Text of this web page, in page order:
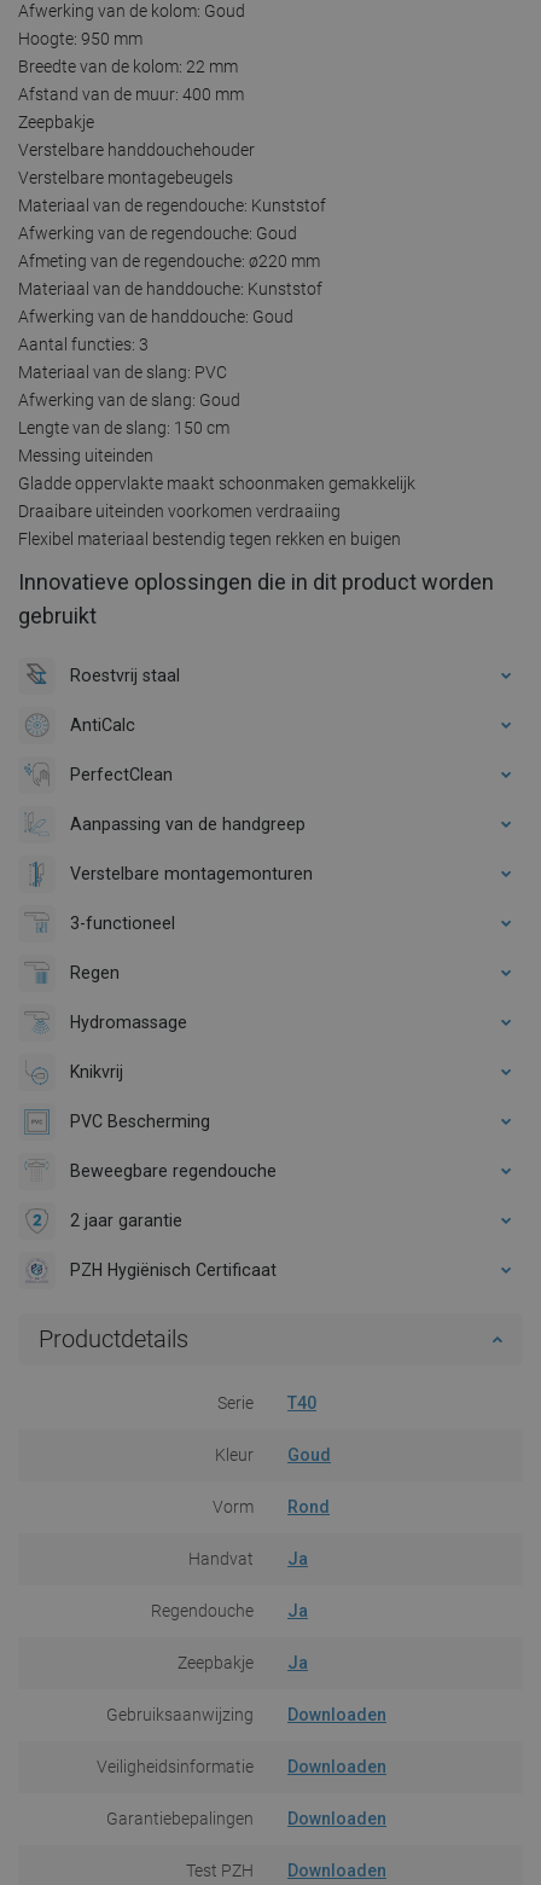
Afwerking van de kolom: Goud
Hoogte: 950 mm
Breedte van de kolom: 22 mm
Afstand van de muur: 400 mm
Zeepbakje
Verstelbare handdouchehouder
Verstelbare montagebeugels
Materiaal van de regendouche: Kunststof
Afwerking van de regendouche: Goud
Afmeting van de regendouche: ø220 mm
Materiaal van de handdouche: Kunststof
Afwerking van de handdouche: Goud
Aantal functies: 3
Materiaal van de slang: PVC
Afwerking van de slang: Goud
Lengte van de slang: 150 cm
Messing uiteinden
Gladde oppervlakte maakt schoonmaken gemakkelijk
Draaibare uiteinden voorkomen verdraaiing
Flexibel materiaal bestendig tegen rekken en buigen
Innovatieve oplossingen die in dit product worden
gebruikt
Roestvrij staal
AntiCalc
PerfectClean
Aanpassing van de handgreep
Verstelbare montagemonturen
3-functioneel
Regen
Hydromassage
Knikvrij
PVC Bescherming
Beweegbare regendouche
2 jaar garantie
PZH Hygiënisch Certificaat
Productdetails
Serie T40
Kleur Goud
Vorm Rond
Handvat Ja
Regendouche Ja
Zeepbakje Ja
Gebruiksaanwijzing Downloaden
Veiligheidsinformatie Downloaden
Garantiebepalingen Downloaden
Test PZH Downloaden